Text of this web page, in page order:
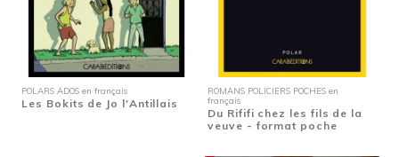
POLARS ADOS en français
Les Bokits de Jo l'Antillais
ROMANS POLICIERS POCHES en
français
Du Rififi chez les fils de la
veuve - format poche